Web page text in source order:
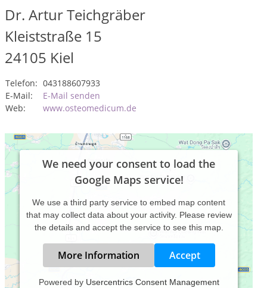
Dr. Artur Teichgräber
Kleiststraße 15
24105 Kiel
Telefon: 043188607933
E-Mail:
E-Mail senden
Web:
www.osteomedicum.de
We need your consent to load the
Google Maps service!
We use a third party service to embed map content
that may collect data about your activity. Please review
the details and accept the service to see this map.
More Information Accept
Powered by Usercentrics Consent Management